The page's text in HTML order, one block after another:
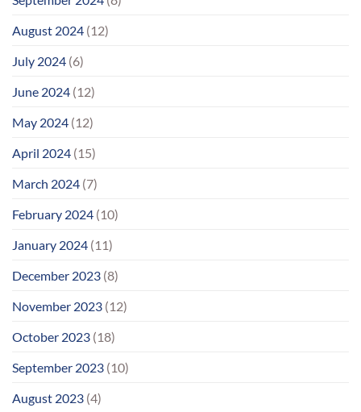
August 2024 (12)
July 2024 (6)
June 2024 (12)
May 2024 (12)
April 2024 (15)
March 2024 (7)
February 2024 (10)
January 2024 (11)
December 2023 (8)
November 2023 (12)
October 2023 (18)
September 2023 (10)
August 2023 (4)